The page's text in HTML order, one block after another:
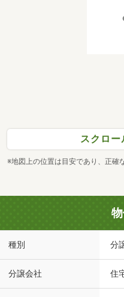
スクロー
※地図上の位置は目安であり、正確
種別 分
分譲会社 住